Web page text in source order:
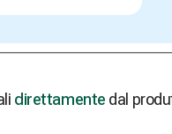
direttamente dal